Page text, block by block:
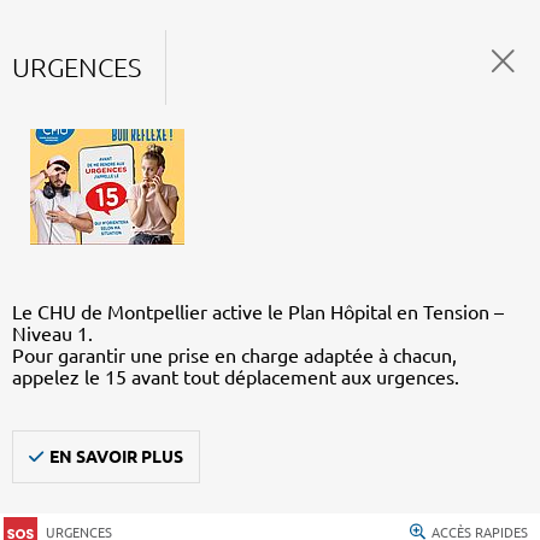
URGENCES
Le CHU de Montpellier active le Plan Hôpital en Tension –
Niveau 1.
Pour garantir une prise en charge adaptée à chacun,
appelez le 15 avant tout déplacement aux urgences.
EN SAVOIR PLUS
URGENCES ACCÈS RAPIDES